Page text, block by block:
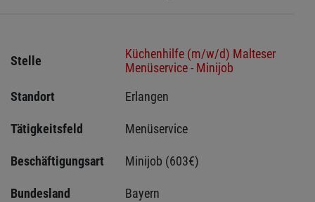
Stelle
Küchenhilfe (m/w/d) Malteser
Menüservice - Minijob
Standort
Erlangen
Tätigkeitsfeld Menüservice
Beschäftigungsart Minijob (603€)
Bundesland Bayern